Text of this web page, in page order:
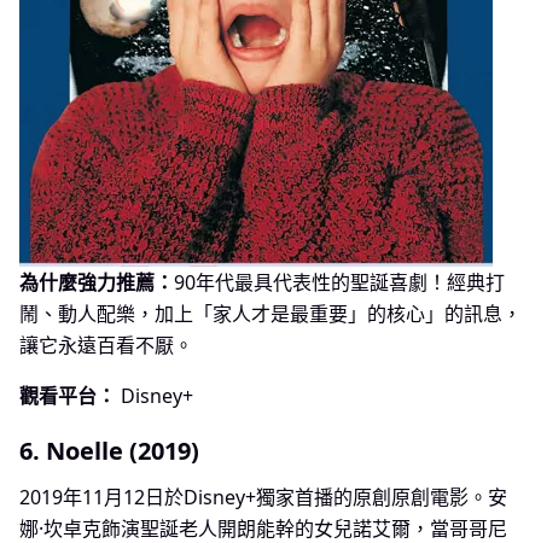
為什麼強力推薦： 90年代最具代表性的聖誕喜劇！經典打
鬧、動人配樂，加上「家人才是最重要」的核心」的訊息，
讓它永遠百看不厭。
觀看平台： Disney+
6. Noelle (2019)
2019年11月12日於Disney+獨家首播的原創原創電影。安
娜·坎卓克飾演聖誕老人開朗能幹的女兒諾艾爾，當哥哥尼